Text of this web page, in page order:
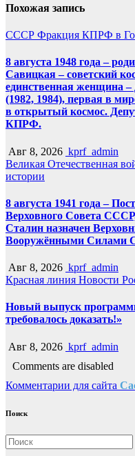
Похожая запись
СССР Фракция КПРФ в
8 августа 1948 года –
Савицкая – советский
единственная женщина
(1982, 1984), первая в
в открытый космос.
КПРФ.
Авг 8, 2026 kprf_admin
Великая Отечественная
истории
8 августа 1941 года –
Верховного Совета
Сталин назначен
Вооружёнными Силами
Авг 8, 2026 kprf_admin
Красная линия Новости
Новый выпуск
требовалось доказать!»
Авг 8, 2026 kprf_admin
Comments are disabled
Комментарии для сайта
Поиск